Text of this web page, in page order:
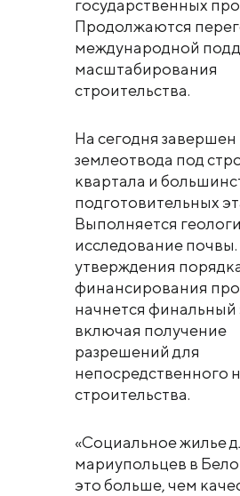
государственных
Продолжаются
международной
масштабирования
строительства.
На сегодня
землеотвода под
квартала и
подготовительных
Выполняется
исследование
утверждения
финансирования
начнется финальный
включая получение
разрешений для
непосредственного
строительства.
«Социальное жилье
мариупольцев в
это больше, чем